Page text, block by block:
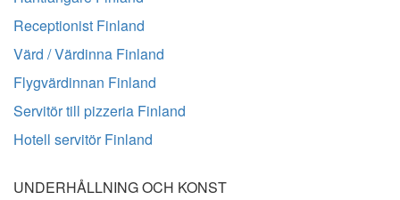
Receptionist Finland
Värd / Värdinna Finland
Flygvärdinnan Finland
Servitör till pizzeria Finland
Hotell servitör Finland
UNDERHÅLLNING OCH KONST